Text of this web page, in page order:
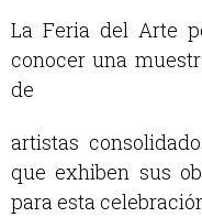
La Feria del Arte
conocer una
de
artistas
que exhiben sus
para esta